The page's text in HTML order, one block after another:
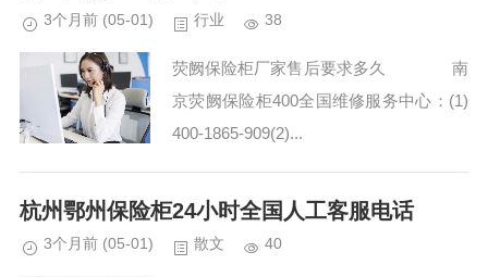
3个月前 (05-01) 行业 38
荧阙保险柜厂家售后要求多久 南
京荧阙保险柜400全国维修服务中心：(1)
400-1865-909(2)...
杭州鄂州保险柜24小时全国人工客服电话
3个月前 (05-01) 散文 40